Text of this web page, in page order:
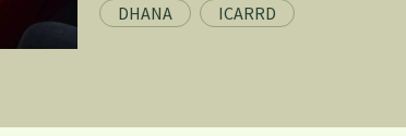
DHANA ICARRD